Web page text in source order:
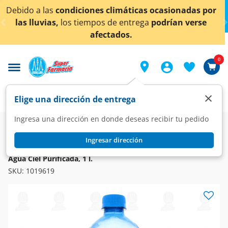
< div class="carousel-inner">
climáticas ocasionadas por
de entregapodrían verse
¡Ahora también en
Elige una dirección de entrega
Ingresa una dirección en donde deseas recibir tu pedido
Ingresar dirección
×
0
Super Bebidas
Agua Pura y Saborizada
Agua Natural
CIEL
Agua Ciel Purificada, 1 l.
SKU: 1019619